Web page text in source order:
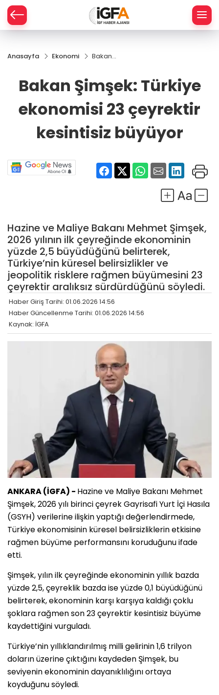
Anasayfa Ekonomi
Bakan
ekonomisi
çeyrektir
kesintisiz
büyüyor
Bakan Şimşek: Türkiye
ekonomisi 23 çeyrektir
kesintisiz büyüyor
Hazine ve Maliye Bakanı Mehmet Şimşek,
2026 yılının ilk çeyreğinde ekonominin
yüzde 2,5 büyüdüğünü belirterek,
Türkiye’nin küresel belirsizlikler ve
jeopolitik risklere rağmen büyümesini 23
çeyrektir aralıksız sürdürdüğünü söyledi.
Haber Giriş Tarihi: 01.06.2026 14:56
Haber Güncellenme Tarihi: 01.06.2026 14:56
Kaynak: İGFA
ANKARA (İGFA) - Hazine ve Maliye Bakanı Mehmet
Şimşek, 2026 yılı birinci çeyrek Gayrisafi Yurt İçi Hasıla
(GSYH) verilerine ilişkin yaptığı değerlendirmede,
Türkiye ekonomisinin küresel belirsizliklerin etkisine
rağmen büyüme performansını koruduğunu ifade
etti.
Şimşek, yılın ilk çeyreğinde ekonominin yıllık bazda
yüzde 2,5, çeyreklik bazda ise yüzde 0,1 büyüdüğünü
belirterek, ekonominin karşı karşıya kaldığı çoklu
şoklara rağmen son 23 çeyrektir kesintisiz büyüme
kaydettiğini vurguladı.
Türkiye’nin yıllıklandırılmış milli gelirinin 1,6 trilyon
doların üzerine çıktığını kaydeden Şimşek, bu
seviyenin ekonominin dayanıklılığını ortaya
koyduğunu söyledi.